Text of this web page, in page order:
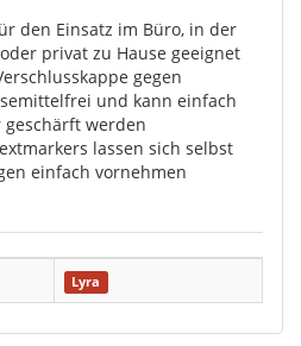
den Einsatz im Büro, in der
privat zu Hause geeignet
gegen
und kann einfach
werden
lassen sich selbst
einfach vornehmen
Lyra